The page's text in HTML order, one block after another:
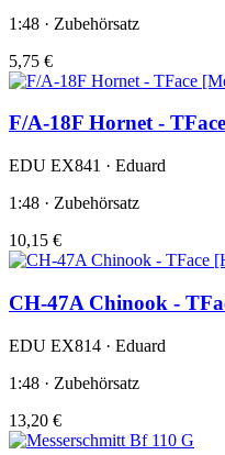
1:48 · Zubehörsatz
5,75 €
F/A-18F Hornet -
EDU EX841 · Eduard
1:48 · Zubehörsatz
10,15 €
CH-47A Chinook -
EDU EX814 · Eduard
1:48 · Zubehörsatz
13,20 €